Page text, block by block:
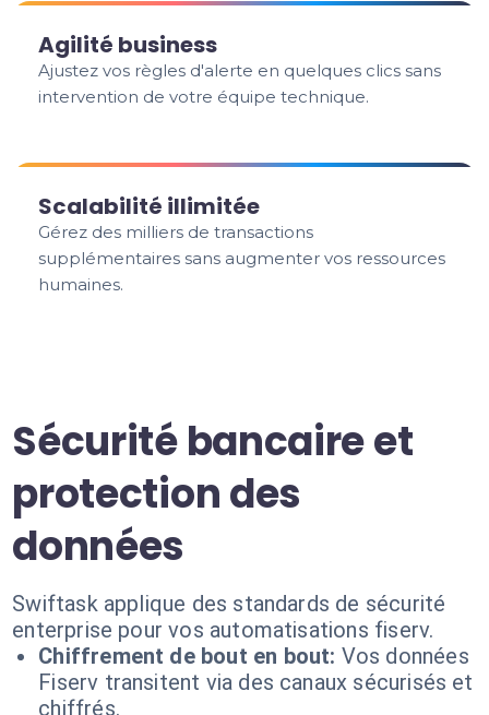
Agilité business
Ajustez vos règles d'alerte en quelques clics sans
intervention de votre équipe technique.
Scalabilité illimitée
Gérez des milliers de transactions
supplémentaires sans augmenter vos ressources
humaines.
Sécurité bancaire et
protection des
données
Swiftask applique des standards de sécurité
enterprise pour vos automatisations fiserv.
Chiffrement de bout en bout: Vos données
Fiserv transitent via des canaux sécurisés et
chiffrés.